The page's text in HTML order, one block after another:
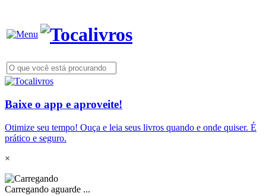
Baixe o app e aproveite!
Otimize seu tempo! Ouça e leia seus livros quando e onde quiser. É
prático e seguro.
×
Carregando aguarde ...